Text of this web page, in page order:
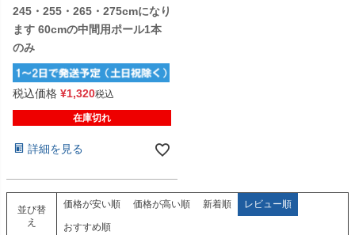
245・255・265・275cmになり
ます 60cmの中間用ポール1本
のみ
税込価格 ¥1,320税込
在庫切れ
詳細を見る
並び替
え
価格が安い順 価格が高い順 新着順 レビュー順
おすすめ順